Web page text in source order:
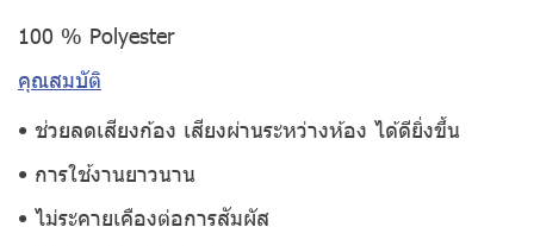
100 % Polyester
คุณสมบัติ
• ช่วยลดเสียงก้อง เสียงผ่านระหว่างห้อง ได้ดียิ่งขึ้น
• การใช้งานยาวนาน
• ไม่ระคายเคืองต่อการสัมผัส